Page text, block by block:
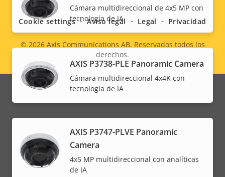
Cámara multidireccional de 4x5 MP con
tecnología de IA
AXIS P3738-PLE Panoramic Camera
Cámara multidireccional 4x4K con
tecnología de IA
AXIS P3747-PLVE Panoramic
Camera
4x5 MP multidireccional con analíticas
de IA
menu
Legal
menu
© 2026Axis Communications AB. Reservados todos los
derechos.
Cookie settings Aviso legal Legal Privacidad